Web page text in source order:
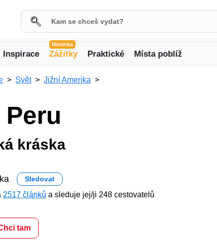
Inspirace
Novinka
Zážitky Praktické Místa poblíž
Svět Jižní Amerika
kráska
Sledovat
2517 článků a sleduje jej/ji 248 cestovatelů
tam